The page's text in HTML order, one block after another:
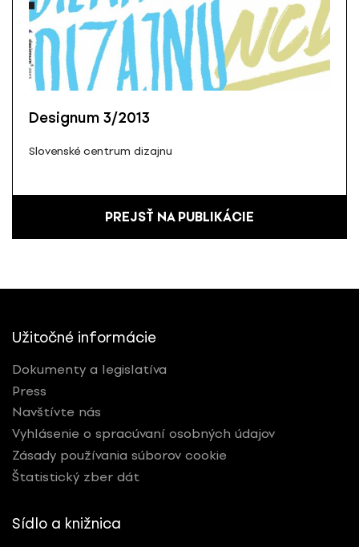
Designum 3/2013
Slovenské centrum dizajnu
PREJSŤ NA PUBLIKÁCIE
Užitočné informácie
Dokumenty a legislatíva
Press
Navštívte nás
Vyhlásenie o spracúvaní osobných údajov
Zásady používania súborov cookie
Štatistický zber dát
Sídlo a knižnica